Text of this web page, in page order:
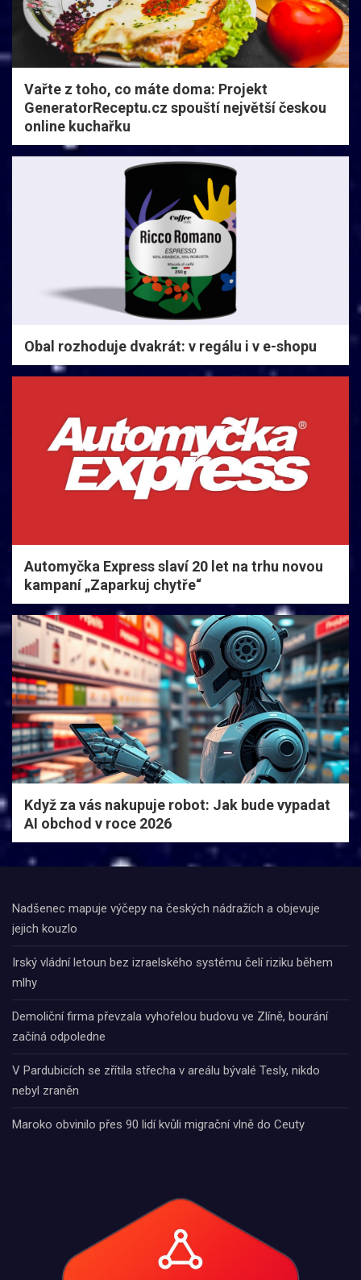
Vařte z toho, co máte doma: Projekt
GeneratorReceptu.cz spouští největší českou
online kuchařku
Obal rozhoduje dvakrát: v regálu i v e-shopu
Automyčka Express slaví 20 let na trhu novou
kampaní „Zaparkuj chytře“
Když za vás nakupuje robot: Jak bude vypadat
AI obchod v roce 2026
Nadšenec mapuje výčepy na českých nádražích a objevuje
jejich kouzlo
Irský vládní letoun bez izraelského systému čelí riziku během
mlhy
Demoliční firma převzala vyhořelou budovu ve Zlíně, bourání
začíná odpoledne
V Pardubicích se zřítila střecha v areálu bývalé Tesly, nikdo
nebyl zraněn
Maroko obvinilo přes 90 lidí kvůli migrační vlně do Ceuty